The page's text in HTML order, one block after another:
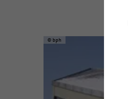
© bph